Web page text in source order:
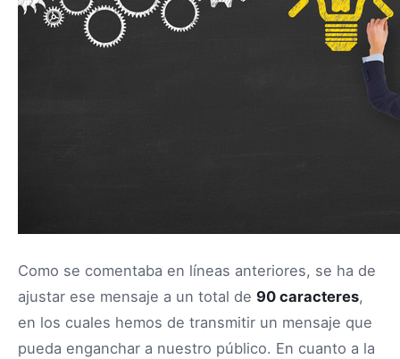
Como se comentaba en líneas anteriores, se ha de
ajustar ese mensaje a un total de 90 caracteres,
en los cuales hemos de transmitir un mensaje que
pueda enganchar a nuestro público. En cuanto a la